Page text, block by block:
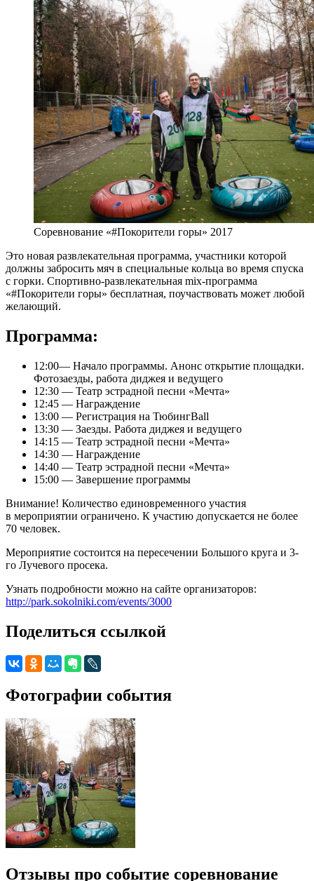
Соревнование «#Покорители горы» 2017
Это новая развлекательная программа, участники которой
должны забросить мяч в специальные кольца во время спуска
с горки. Спортивно-развлекательная mix-программа
«#Покорители горы» бесплатная, поучаствовать может любой
желающий.
Программа:
12:00— Начало программы. Анонс открытие площадки.
Фотозаезды, работа диджея и ведущего
12:30 — Театр эстрадной песни «Мечта»
12:45 — Награждение
13:00 — Регистрация на ТюбингBall
13:30 — Заезды. Работа диджея и ведущего
14:15 — Театр эстрадной песни «Мечта»
14:30 — Награждение
14:40 — Театр эстрадной песни «Мечта»
15:00 — Завершение программы
Внимание! Количество единовременного участия
в мероприятии ограничено. К участию допускается не более
70 человек.
Мероприятие состоится на пересечении Большого круга и 3-
го Лучевого просека.
Узнать подробности можно на сайте организаторов:
http://park.sokolniki.com/events/3000
Поделиться ссылкой
Фотографии события
Отзывы про событие соревнование